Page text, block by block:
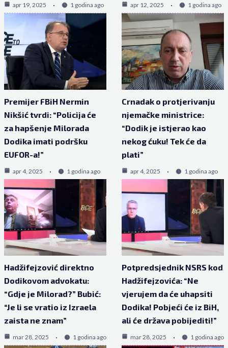
apr 19, 2025 1 godina ago apr 12, 2025 1 godina ago
Premijer FBiH Nermin
Nikšić tvrdi: “Policija će
za hapšenje Milorada
Dodika imati podršku
EUFOR-a!”
apr 4, 2025 1 godina ago
Crnadak o protjerivanju
njemačke ministrice:
“Dodik je istjerao kao
nekog ćuku! Tek će da
plati”
apr 4, 2025 1 godina ago
Hadžifejzović direktno
Dodikovom advokatu:
“Gdje je Milorad?” Bubić:
“Je li se vratio iz Izraela
zaista ne znam”
mar 28, 2025 1 godina ago
Potpredsjednik NSRS kod
Hadžifejzovića: “Ne
vjerujem da će uhapsiti
Dodika! Pobjeći će iz BiH,
ali će država pobijediti!”
mar 28, 2025 1 godina ago